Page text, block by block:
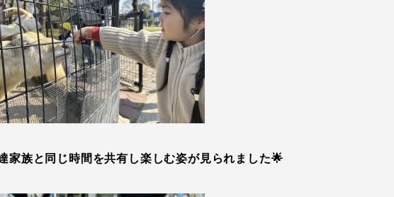
家族と同じ時間を共有し楽しむ姿が見られました🌟